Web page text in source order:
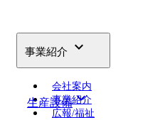
事業紹介 
会社案内
事業紹介
広報/福祉
生産設備keyboard_arrow_down